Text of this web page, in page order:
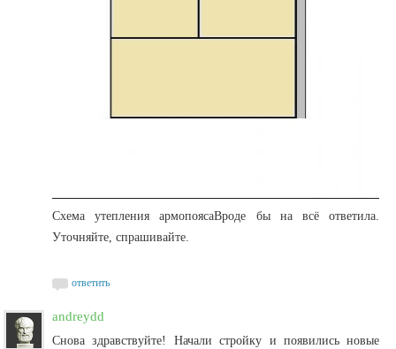
Схема утепления армопоясаВроде бы на всё ответила.
Уточняйте, спрашивайте.
ответить
andreydd
Снова здравствуйте! Начали стройку и появились новые